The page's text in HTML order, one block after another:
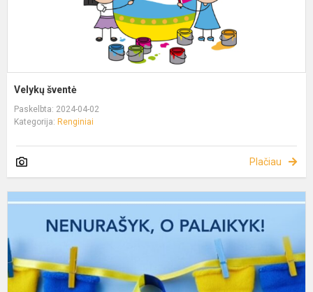
Velykų šventė
Paskelbta: 2024-04-02
Kategorija: Renginiai
Plačiau